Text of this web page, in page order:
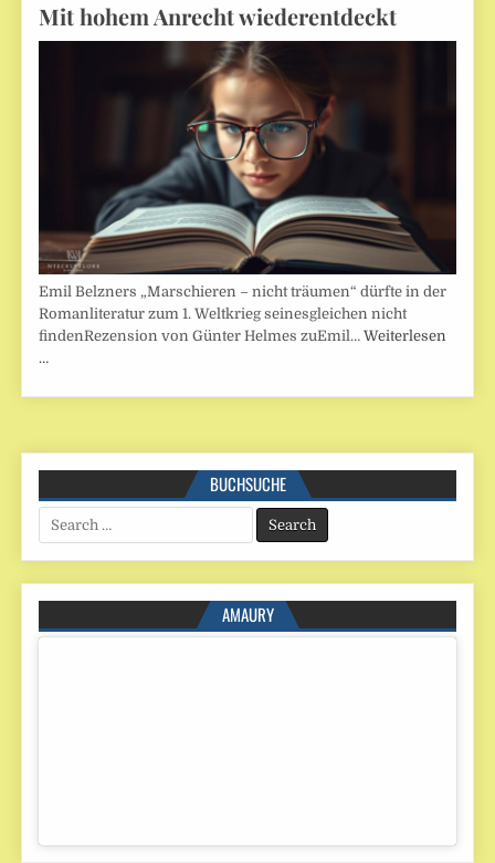
Mit hohem Anrecht wiederentdeckt
Emil Belzners „Marschieren – nicht träumen“ dürfte in der
Romanliteratur zum 1. Weltkrieg seinesgleichen nicht
findenRezension von Günter Helmes zuEmil…Weiterlesen
…
BUCHSUCHE
Search
for:
AMAURY